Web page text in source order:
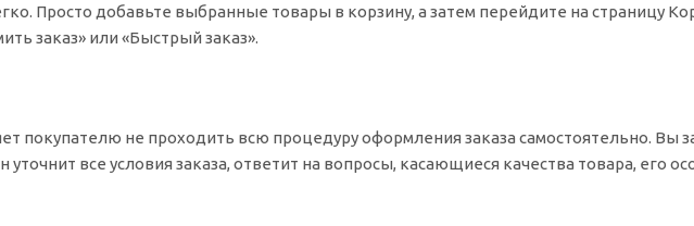
Просто добавьте выбранные товары в корзину, а затем перейдите на страницу
заказ» или «Быстрый заказ».
покупателю не проходить всю процедуру оформления заказа самостоятельно. Вы
все условия заказа, ответит на вопросы, касающиеся качества товара, его